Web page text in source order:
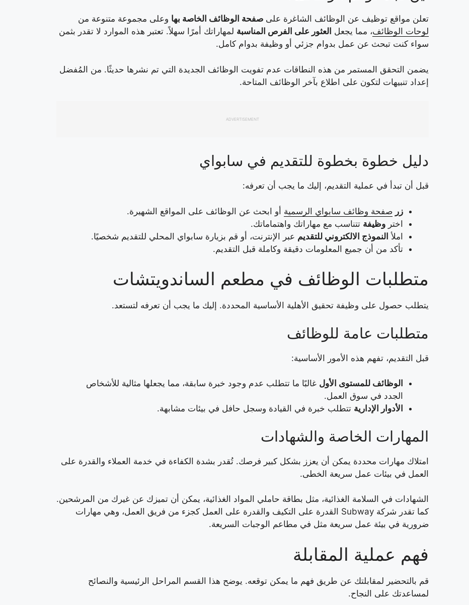
تعلن مواقع توظيف عن الوظائف الشاغرة على صفحة الوظائف الخاصة بها وعلى مجموعة متنوعة من
لوحات الوظائف، مما يجعل العثور على الفرص المناسبة لمهاراتك أمرًا سهلاً. تعتبر هذه الموارد لا تقدر بثمن
سواء كنت تبحث عن عمل بدوام جزئي أو وظيفة بدوام كامل.
يضمن التحقق المستمر من هذه النطاقات عدم تفويت الوظائف الجديدة التي تم نشرها حديثًا. من المُفضل
إعداد تنبيهات لتكون على اطلاع بآخر الوظائف المتاحة.
ADVERTISEMENT
دليل خطوة بخطوة للتقديم في سابواي
قبل أن تبدأ في عملية التقديم، إليك ما يجب أن تعرفه:
زر صفحة وظائف سابواي الرسمية أو ابحث عن الوظائف على المواقع الشهيرة.
اختر وظيفة تتناسب مع مهاراتك واهتماماتك.
املأ النموذج الالكتروني للتقديم عبر الإنترنت، أو قم بزيارة سابواي المحلي للتقديم شخصيًا.
تأكد من أن جميع المعلومات دقيقة وكاملة قبل التقديم.
متطلبات الوظائف في مطعم الساندويتشات
يتطلب حصول على وظيفة تحقيق الأهلية الأساسية المحددة. إليك ما يجب أن تعرفه لتستعد.
متطلبات عامة للوظائف
قبل التقديم، تفهم هذه الأمور الأساسية:
الوظائف للمستوى الأول غالبًا ما تتطلب عدم وجود خبرة سابقة، مما يجعلها مثالية للأشخاص
الجدد في سوق العمل.
الأدوار الإدارية تتطلب خبرة في القيادة وسجل حافل في بيئات مشابهة.
المهارات الخاصة والشهادات
امتلاك مهارات محددة يمكن أن يعزز بشكل كبير فرصك. تُقدر بشدة الكفاءة في خدمة العملاء والقدرة على
العمل في بيئات عمل سريعة الخطى.
الشهادات في السلامة الغذائية، مثل بطاقة حاملي المواد الغذائية، يمكن أن تميزك عن غيرك من المرشحين.
كما تقدر شركة Subway القدرة على التكيف والقدرة على العمل كجزء من فريق العمل، وهي مهارات
ضرورية في بيئة عمل سريعة مثل في مطاعم الوجبات السريعة.
فهم عملية المقابلة
قم بالتحضير لمقابلتك عن طريق فهم ما يمكن توقعه. يوضح هذا القسم المراحل الرئيسية والنصائح
لمساعدتك على النجاح.